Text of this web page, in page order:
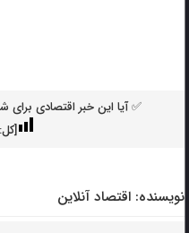
✅ آیا این خبر اقتصادی برای
[کل:
نویسنده: اقتصاد آنلاین